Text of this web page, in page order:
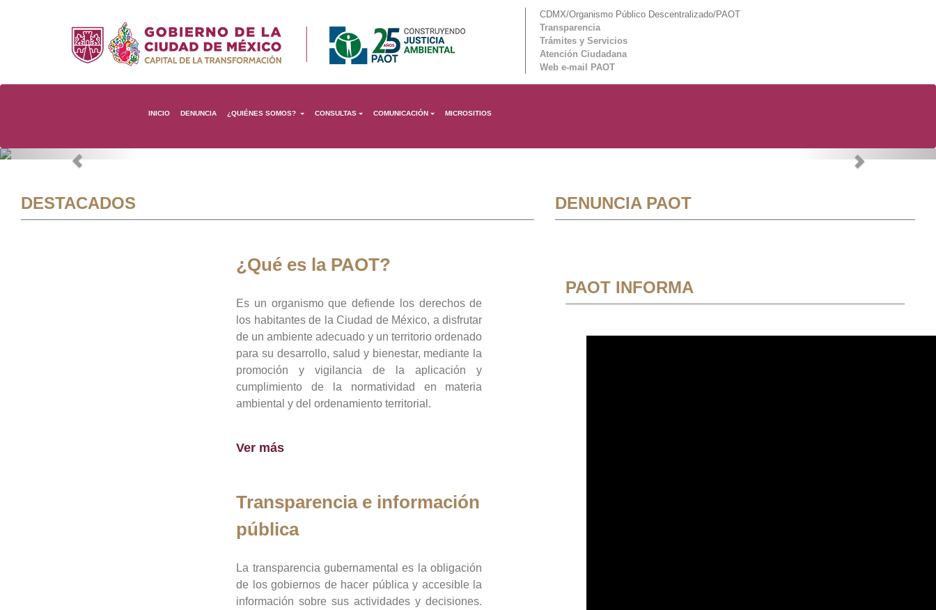
CDMX/Organismo Público Descentralizado/PAOT
Transparencia
Trámites y Servicios
Atención Ciudadana
Web e-mail PAOT
INICIO DENUNCIA ¿QUIÉNES SOMOS? CONSULTAS COMUNICACIÓN MICROSITIOS
Previous Next
DESTACADOS
¿Qué es la PAOT?
Es un organismo que defiende los derechos de
los habitantes de la Ciudad de México, a disfrutar
de un ambiente adecuado y un territorio ordenado
para su desarrollo, salud y bienestar, mediante la
promoción y vigilancia de la aplicación y
cumplimiento de la normatividad en materia
ambiental y del ordenamiento territorial.
Ver más
Transparencia e información
pública
La transparencia gubernamental es la obligación
de los gobiernos de hacer pública y accesible la
información sobre sus actividades y decisiones.
DENUNCIA PAOT
PAOT INFORMA